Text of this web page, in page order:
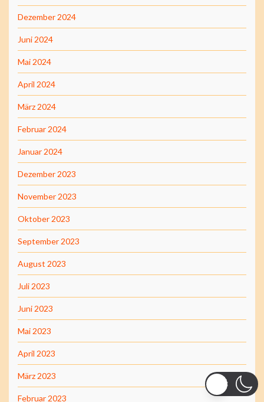
Dezember 2024
Juni 2024
Mai 2024
April 2024
März 2024
Februar 2024
Januar 2024
Dezember 2023
November 2023
Oktober 2023
September 2023
August 2023
Juli 2023
Juni 2023
Mai 2023
April 2023
März 2023
Februar 2023